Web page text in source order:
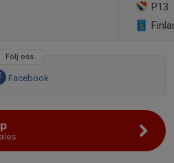
P13
Följ oss
Facebook